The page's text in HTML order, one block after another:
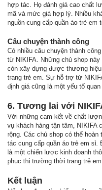
hợp tác. Họ đánh giá cao chất
mã và mức giá hợp lý. Nhiều
nguồn cung cấp quần áo trẻ em
Câu chuyện thành công
Có nhiều câu chuyện thành
từ NIKIFA. Những chủ shop
còn xây dựng được thương
trang trẻ em. Sự hỗ trợ từ
định giá cũng là một yếu tố
6. Tương lai với
Với những cam kết về chất
vụ khách hàng tận tâm, NIKIFA
rộng. Các chủ shop có thể hoàn
tác cung cấp quần áo trẻ em
là một chiến lược kinh doanh
phục thị trường thời trang trẻ em.
Kết luận